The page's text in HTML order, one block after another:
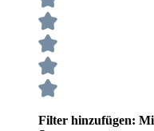
Filter hinzufügen: